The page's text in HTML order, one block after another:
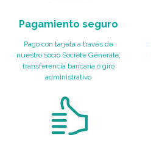
Pagamiento seguro
Pago con tarjeta a través de
nuestro socio Société Générale,
transferencia bancaria o giro
administrativo